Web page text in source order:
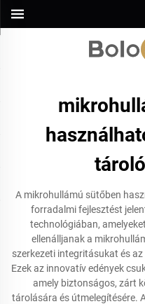
A mikrohullámú sütőben
forradalmi fejlesztést
technológiában,
ellenálljanak a
szerkezeti integritásukat és
Ezek az innovatív edények
amely biztonságos, zárt
tárolására és útmelegítésére.